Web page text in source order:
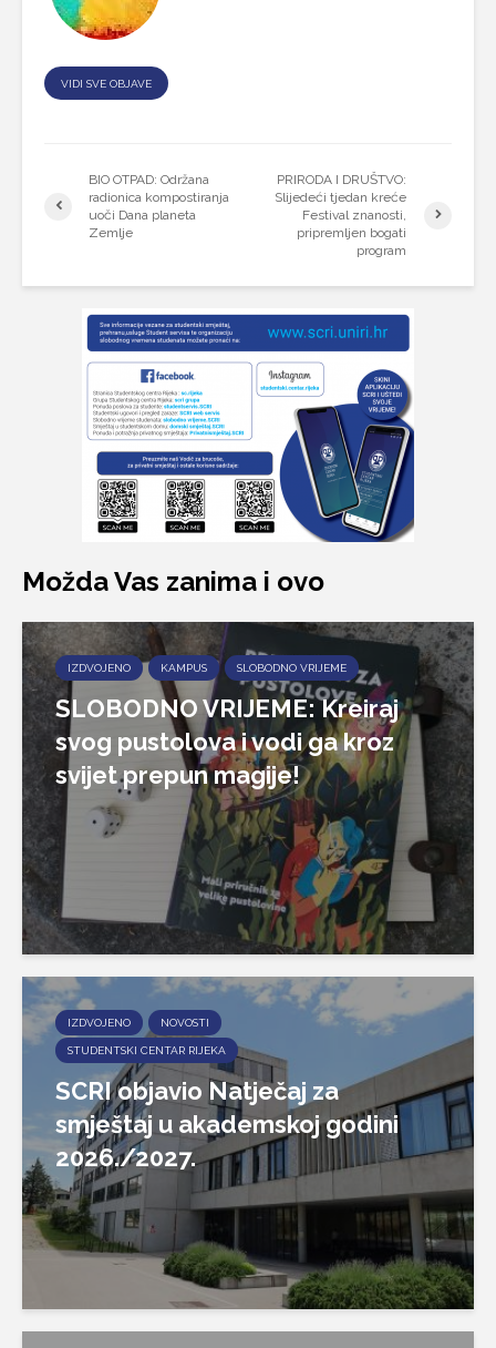
VIDI SVE OBJAVE
BIO OTPAD: Održana
radionica kompostiranja
uoči Dana planeta
Zemlje
PRIRODA I DRUŠTVO:
Slijedeći tjedan kreće
Festival znanosti,
pripremljen bogati
program
Možda Vas zanima i ovo
IZDVOJENO KAMPUS SLOBODNO VRIJEME
SLOBODNO VRIJEME: Kreiraj
svog pustolova i vodi ga kroz
svijet prepun magije!
IZDVOJENO NOVOSTI
STUDENTSKI CENTAR RIJEKA
SCRI objavio Natječaj za
smještaj u akademskoj godini
2026./2027.